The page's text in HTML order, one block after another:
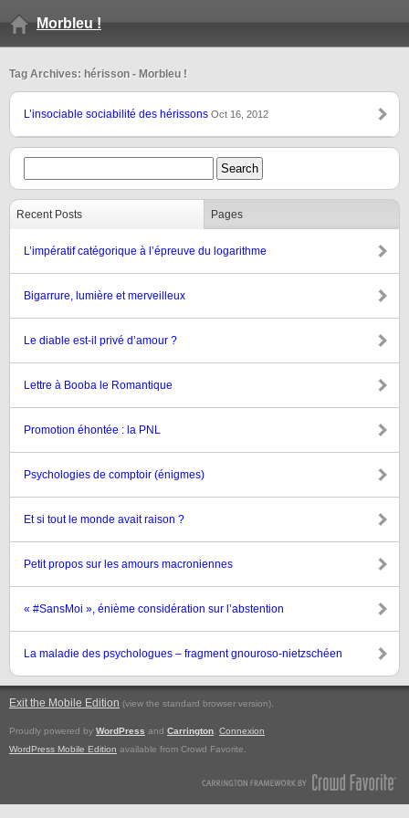
Morbleu !
Tag Archives: hérisson - Morbleu !
L’insociable sociabilité des hérissons Oct 16, 2012
Recent Posts Pages
L’impératif catégorique à l’épreuve du logarithme
Bigarrure, lumière et merveilleux
Le diable est-il privé d’amour ?
Lettre à Booba le Romantique
Promotion éhontée : la PNL
Psychologies de comptoir (énigmes)
Et si tout le monde avait raison ?
Petit propos sur les amours macroniennes
« #SansMoi », énième considération sur l’abstention
La maladie des psychologues – fragment gnouroso-nietzschéen
Exit the Mobile Edition (view the standard browser version).
Proudly powered by WordPress and Carrington Connexion
WordPress Mobile Edition available from Crowd Favorite.